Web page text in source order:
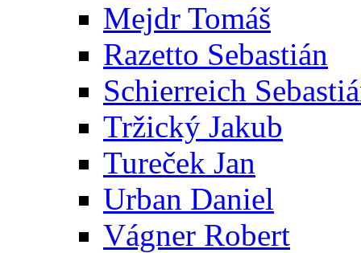
Mejdr Tomáš
Razetto Sebastián
Schierreich
Tržický Jakub
Tureček Jan
Urban Daniel
Vágner Robert